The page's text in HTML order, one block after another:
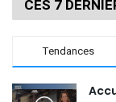
CES 7
Tendances